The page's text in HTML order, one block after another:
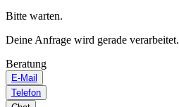
Bitte warten.
Deine Anfrage wird gerade verarbeitet.
Beratung
E-Mail
Telefon